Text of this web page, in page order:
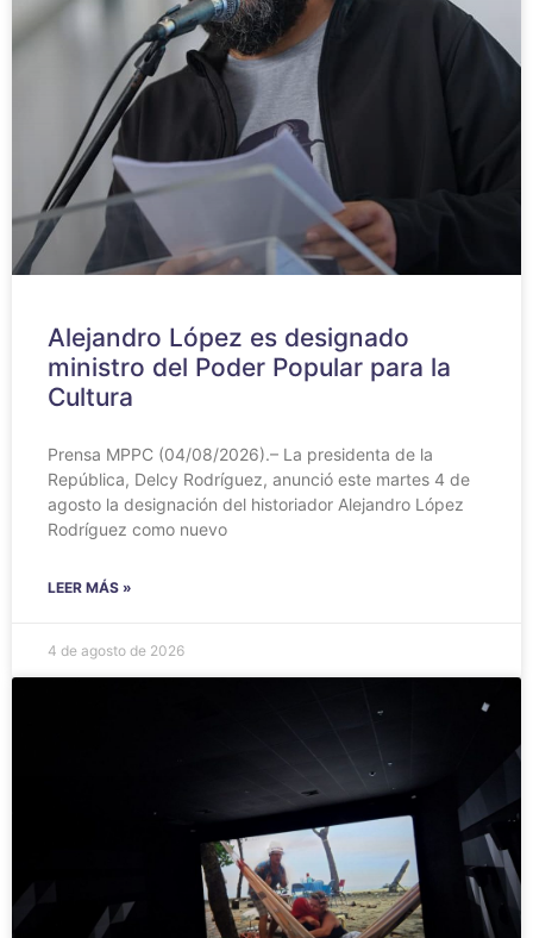
Alejandro López es designado
ministro del Poder Popular para la
Cultura
Prensa MPPC (04/08/2026).– La presidenta de la
República, Delcy Rodríguez, anunció este martes 4 de
agosto la designación del historiador Alejandro López
Rodríguez como nuevo
LEER MÁS »
4 de agosto de 2026